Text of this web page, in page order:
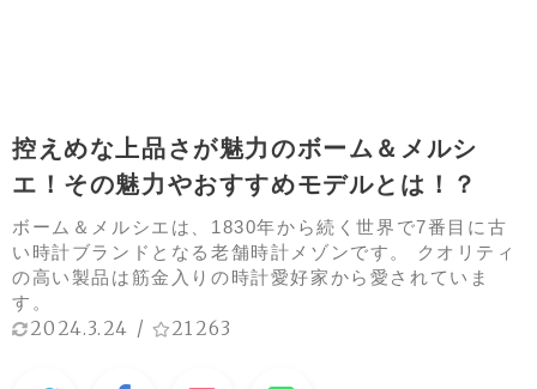
控えめな上品さが魅力のボーム＆メルシ
エ！その魅力やおすすめモデルとは！？
ボーム＆メルシエは、1830年から続く世界で7番目に古
い時計ブランドとなる老舗時計メゾンです。 クオリティ
の高い製品は筋金入りの時計愛好家から愛されていま
す。
2024.3.24 / 21263